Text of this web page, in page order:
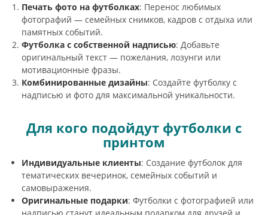
Печать фото на футболках: Перенос любимых
фотографий — семейных снимков, кадров с отдыха или
памятных событий.
Футболка с собственной надписью: Добавьте
оригинальный текст — пожелания, лозунги или
мотивационные фразы.
Комбинированные дизайны: Создайте футболку с
надписью и фото для максимальной уникальности.
Для кого подойдут футболки с
принтом
Индивидуальные клиенты: Создание футболок для
тематических вечеринок, семейных событий и
самовыражения.
Оригинальные подарки: Футболки с фотографией или